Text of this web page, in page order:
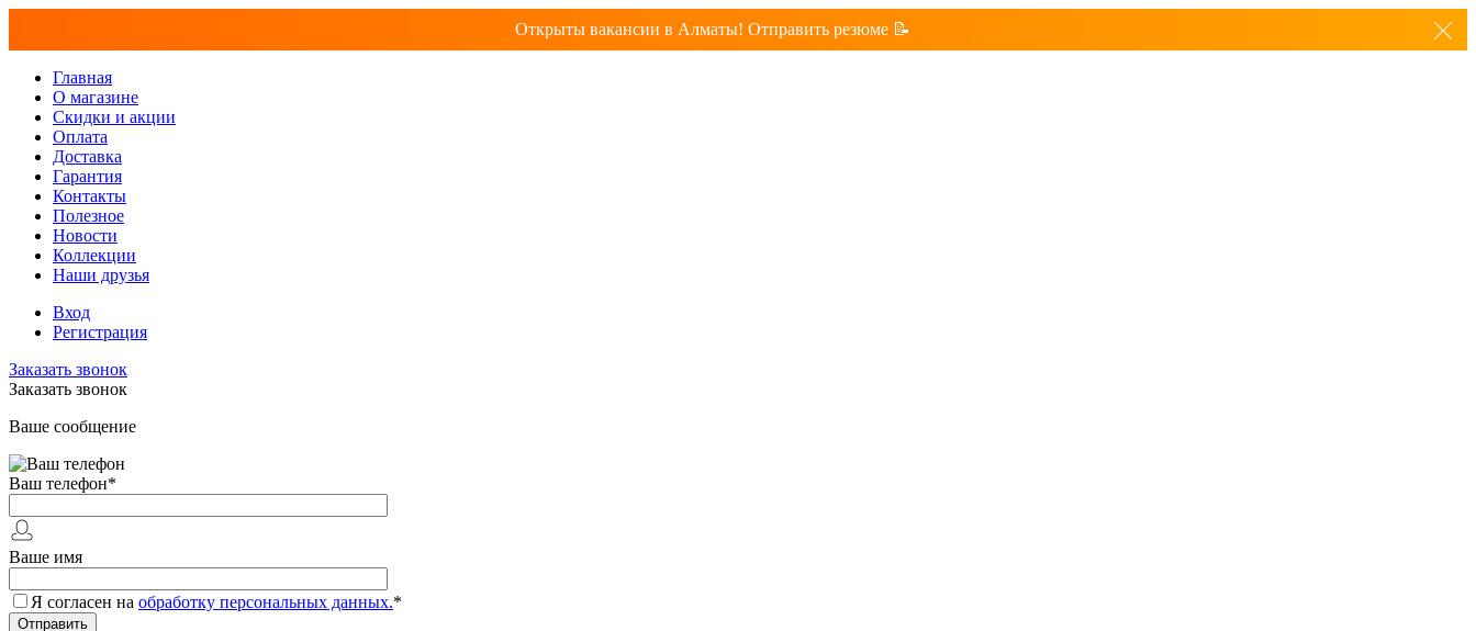
Открыты вакансии в Алматы! Отправить резюме 📝
Главная
О магазине
Скидки и акции
Оплата
Доставка
Гарантия
Контакты
Полезное
Новости
Коллекции
Наши друзья
Вход
Регистрация
Заказать звонок
Заказать звонок
Ваше сообщение
Ваш телефон*
Ваше имя
Я согласен на обработку персональных данных.*